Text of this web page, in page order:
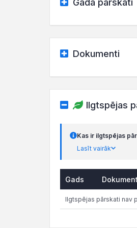
Gada pārskati
Dokumenti
Ilgtspējas
Kas ir ilgtspējas
Lasīt vairāk
Gads
Ilgtspējas pārskati nav